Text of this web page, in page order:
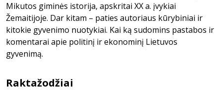
Mikutos giminės istorija, apskritai XX a. įvykiai
Žemaitijoje. Dar kitam – paties autoriaus kūrybiniai ir
kitokie gyvenimo nuotykiai. Kai ką sudomins pastabos ir
komentarai apie politinį ir ekonominį Lietuvos
gyvenimą.
Raktažodžiai